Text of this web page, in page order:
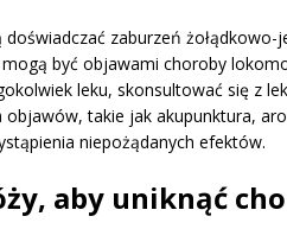
zaburzeń żołądkowo-
być objawami choroby
leku, skonsultować się z
objawów, takie jak akupunktura,
niepożądanych efektów.
aby uniknąć